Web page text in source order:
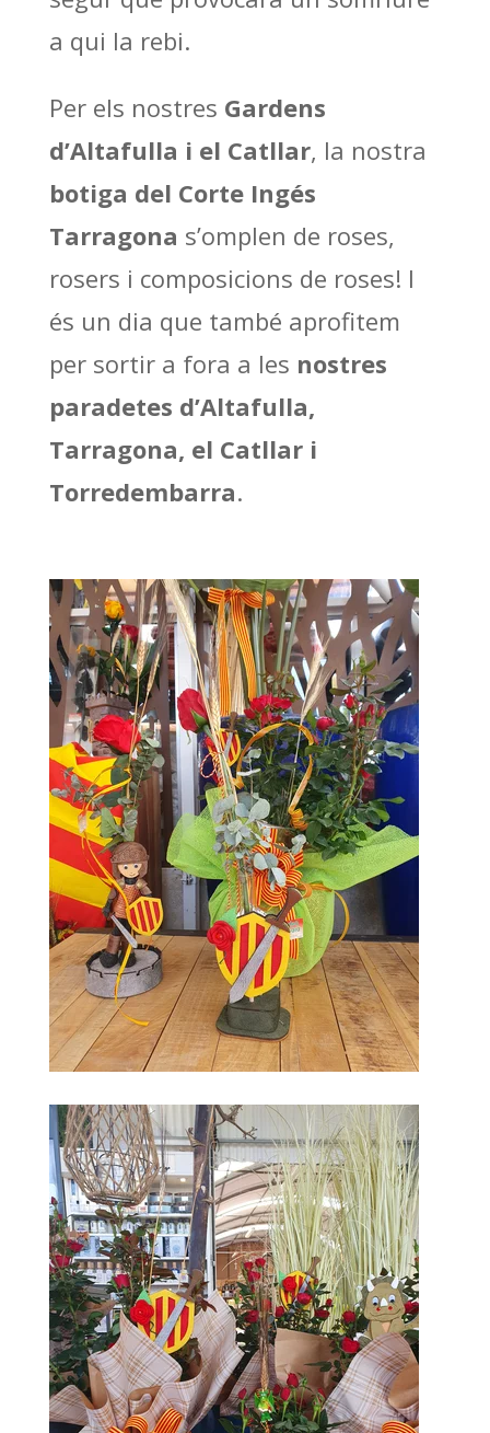
a qui la rebi.
Per els nostres Gardens
d’Altafulla i el Catllar, la nostra
botiga del Corte Ingés
Tarragona s’omplen de roses,
rosers i composicions de roses! I
és un dia que també aprofitem
per sortir a fora a les nostres
paradetes d’Altafulla,
Tarragona, el Catllar i
Torredembarra.